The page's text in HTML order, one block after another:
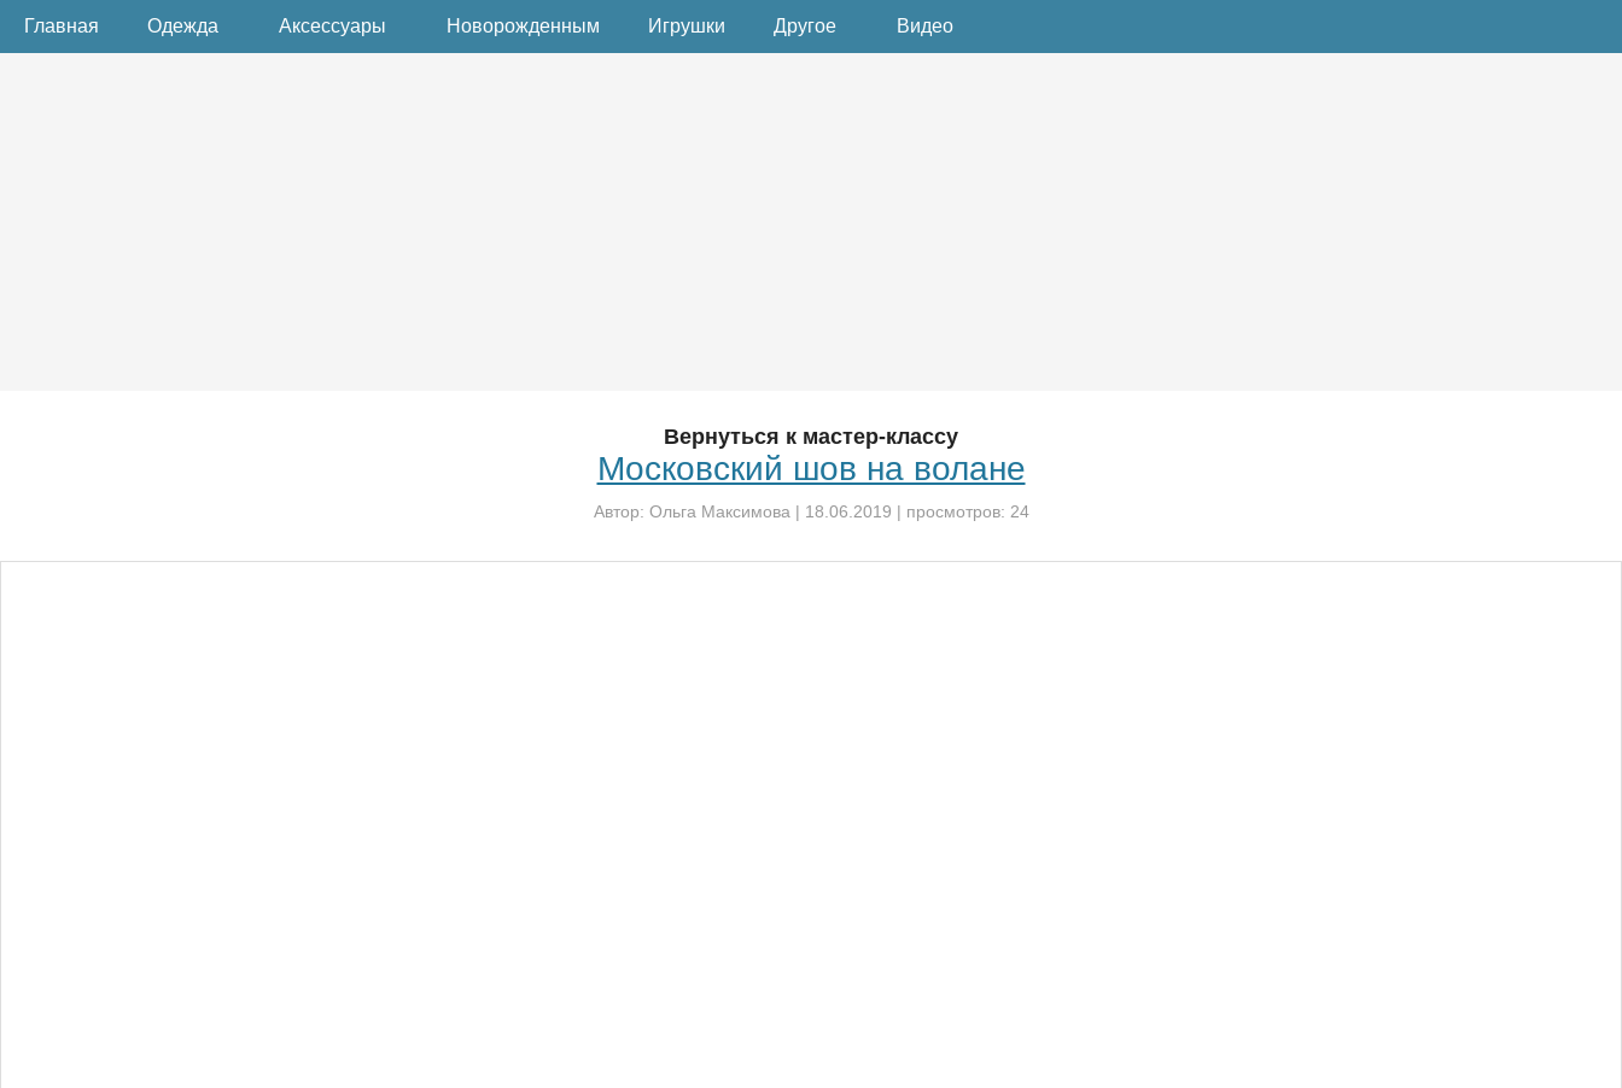
Главная Одежда Аксессуары Новорожденным Игрушки Другое Видео
Вернуться к мастер-классу
Московский шов на волане
Автор: Ольга Максимова | 18.06.2019 | просмотров: 24